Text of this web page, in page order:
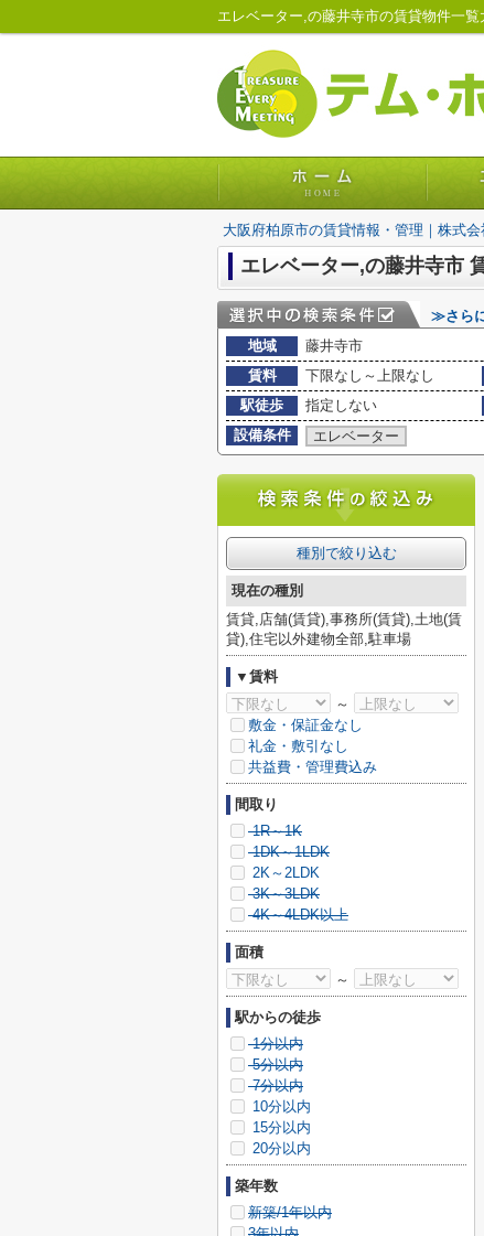
エレベーター,の藤井寺市の賃貸物件一
大阪府柏原市の賃貸情報・管理｜株式
エレベーター,の藤井寺市
≫さら
地域
藤井寺市
賃料
下限なし～上限なし
駅徒歩
指定しない
設備条件
エレベーター
種別で絞り込む
現在の種別
賃貸,店舗(賃貸),事務所(賃貸),土地(賃
貸),住宅以外建物全部,駐車場
▼賃料
～
敷金・保証金なし
礼金・敷引なし
共益費・管理費込み
間取り
1R～1K
1DK～1LDK
2K～2LDK
3K～3LDK
4K～4LDK以上
面積
～
駅からの徒歩
1分以内
5分以内
7分以内
10分以内
15分以内
20分以内
築年数
新築/1年以内